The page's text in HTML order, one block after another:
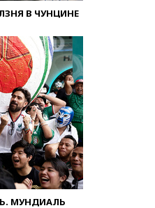
В ЧУНЦИНЕ
МУНДИАЛЬ